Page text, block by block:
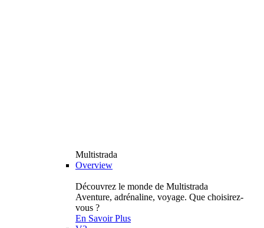
Multistrada
Overview
Découvrez le monde de Multistrada
Aventure, adrénaline, voyage. Que choisirez-
vous ?
En Savoir Plus